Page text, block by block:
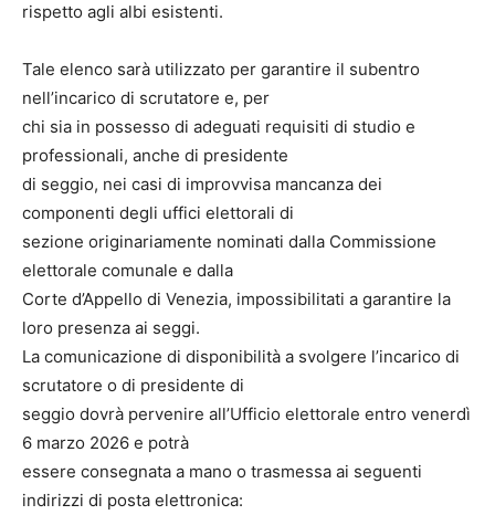
rispetto agli albi esistenti.
Tale elenco sarà utilizzato per garantire il subentro
nell’incarico di scrutatore e, per
chi sia in possesso di adeguati requisiti di studio e
professionali, anche di presidente
di seggio, nei casi di improvvisa mancanza dei
componenti degli uffici elettorali di
sezione originariamente nominati dalla Commissione
elettorale comunale e dalla
Corte d’Appello di Venezia, impossibilitati a garantire la
loro presenza ai seggi.
La comunicazione di disponibilità a svolgere l’incarico di
scrutatore o di presidente di
seggio dovrà pervenire all’Ufficio elettorale entro venerdì
6 marzo 2026 e potrà
essere consegnata a mano o trasmessa ai seguenti
indirizzi di posta elettronica: